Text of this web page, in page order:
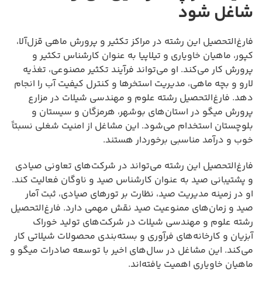
شاغل شود
فارغ‌التحصیل این رشته در مراکز تکثیر و پرورش ماهی قزل‌آلا،
کپور، ماهیان خاویاری و تیلاپیا به عنوان کارشناس تکثیر و
پرورش کار می‌کند. او می‌تواند فرآیند تکثیر مصنوعی، تغذیه
لارو و بچه ماهی، مدیریت استخرها و کنترل کیفیت آب را انجام
دهد. فارغ‌التحصیل رشته علوم و مهندسی شیلات در مزارع
پرورش میگو در استان‌های بوشهر، هرمزگان و سیستان و
بلوچستان استخدام می‌شود. این مشاغل از امنیت شغلی نسبتاً
خوب و درآمد مناسبی برخوردار هستند.
فارغ‌التحصیل این رشته می‌تواند در شرکت‌های تعاونی صیادی
و پشتیبانی صید به عنوان کارشناس صید و ناوگان فعالیت کند.
او در زمینه مدیریت صید، نظارت بر تورهای صیادی، ثبت آمار
صید و زمان‌های ممنوعیت صید نقش مهمی دارد. فارغ‌التحصیل
رشته علوم و مهندسی شیلات در شرکت‌های تولید خوراک
آبزیان و کارخانه‌های فرآوری و بسته‌بندی محصولات شیلاتی کار
می‌کند. این مشاغل در سال‌های اخیر با توسعه صادرات میگو و
ماهیان خاویاری اهمیت یافته‌اند.